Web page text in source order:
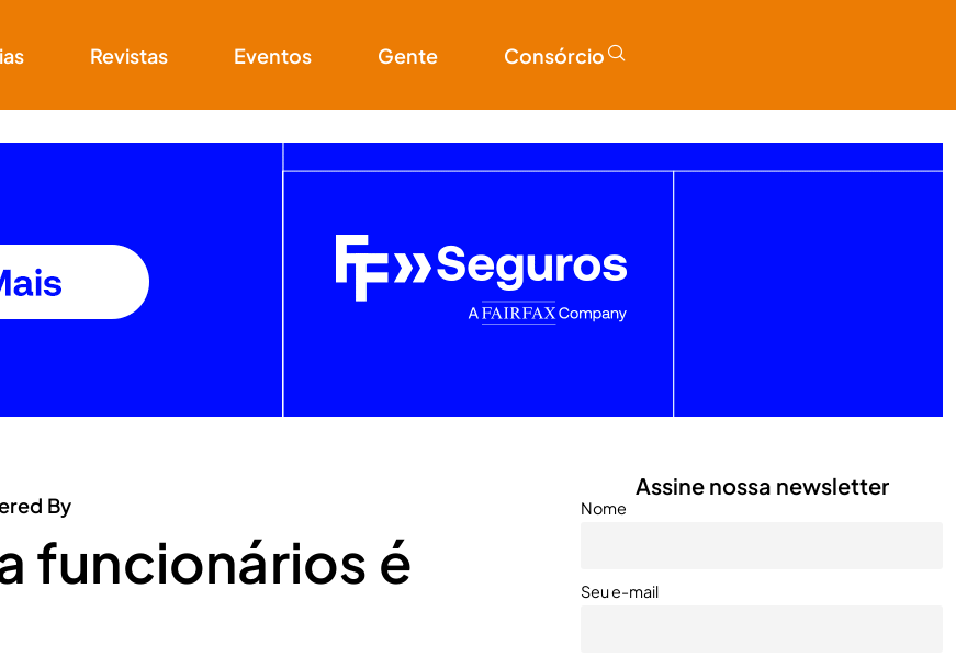
Revistas Eventos Gente Consórcio
By
funcionários é
Assine nossa newsletter
Nome
Seu e-mail